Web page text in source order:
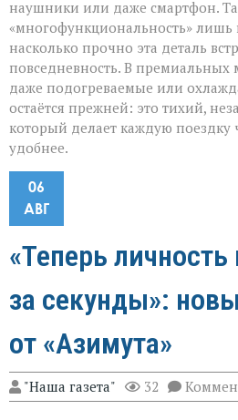
наушники или даже смартфон.
«многофункциональность» лишь
насколько прочно эта деталь
повседневность. В премиальных
даже подогреваемые или
остаётся прежней: это тихий,
который делает каждую поездку
удобнее.
06
АВГ
«Теперь
за секунды»:
от «Азимута»
"Наша газета" 32